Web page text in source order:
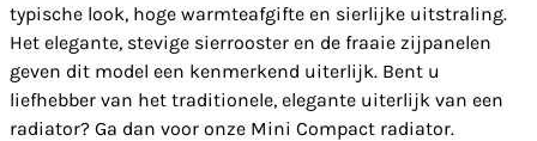
typische look, hoge warmteafgifte en sierlijke uitstraling.
Het elegante, stevige sierrooster en de fraaie zijpanelen
geven dit model een kenmerkend uiterlijk. Bent u
liefhebber van het traditionele, elegante uiterlijk van een
radiator? Ga dan voor onze Mini Compact radiator.